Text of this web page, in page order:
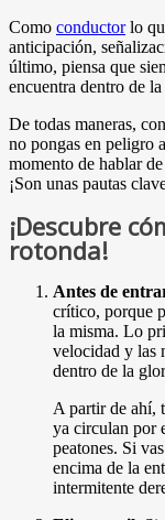
Como conductorlo
anticipación,
último, piensa que
encuentra dentro de
De todas maneras,
no pongas en peligro
momento de hablar de
¡Son unas pautas
¡Descubre
rotonda!
Antes de
crítico, porque
la misma. Lo
velocidad y las
dentro de la
A partir de ahí,
ya circulan por
peatones. Si
encima de la
intermitente